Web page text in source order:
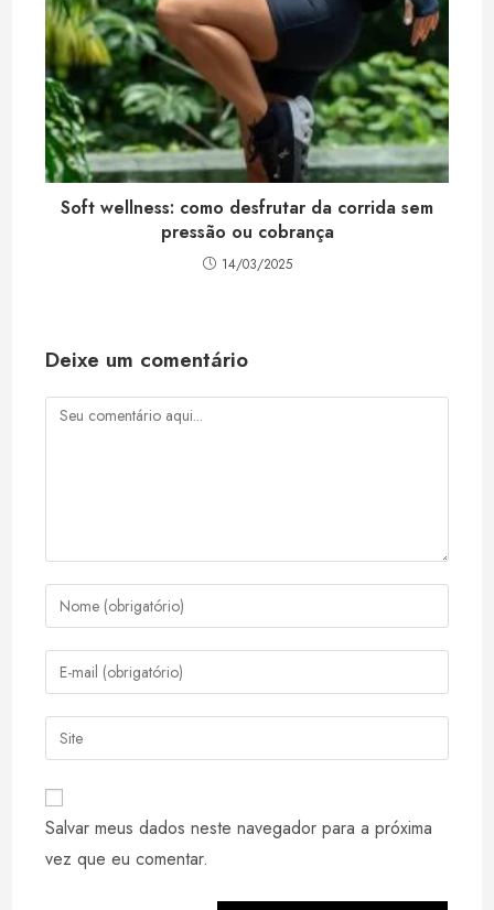
Soft wellness: como desfrutar da corrida sem
pressão ou cobrança
14/03/2025
Deixe um comentário
Comentário
Digite
seu
nome
ou
de
usuário
para
comentar
Digite
seu
endereço
de
mail
para
comentar
Digite
o
URL
do
seu
site
Salvar meus dados neste navegador para a próxima
vez que eu comentar.